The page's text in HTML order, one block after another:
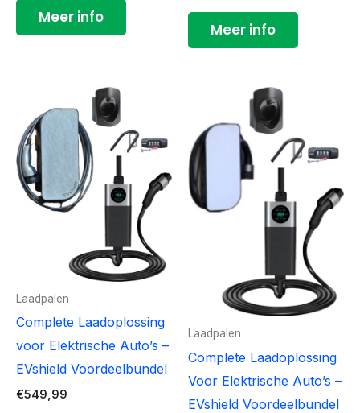
Meer info
Meer info
Laadpalen
Complete Laadoplossing
voor Elektrische Auto’s –
EVshield Voordeelbundel
€549,99
Laadpalen
Complete Laadoplossing
Voor Elektrische Auto’s –
EVshield Voordeelbundel